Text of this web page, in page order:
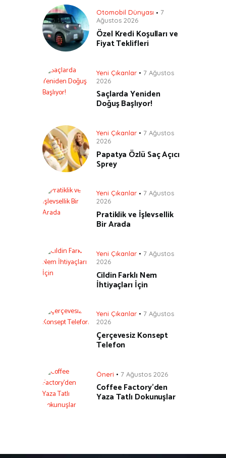
Otomobil Dünyası
7
Ağustos 2026
Özel Kredi Koşulları ve
Fiyat Teklifleri
Yeni Çıkanlar
7 Ağustos
2026
Saçlarda Yeniden
Doğuş Başlıyor!
Yeni Çıkanlar
7 Ağustos
2026
Papatya Özlü Saç Açıcı
Sprey
Yeni Çıkanlar
7 Ağustos
2026
Pratiklik ve İşlevsellik
Bir Arada
Yeni Çıkanlar
7 Ağustos
2026
Cildin Farklı Nem
İhtiyaçları İçin
Yeni Çıkanlar
7 Ağustos
2026
Çerçevesiz Konsept
Telefon
Öneri 7 Ağustos 2026
Coffee Factory’den
Yaza Tatlı Dokunuşlar